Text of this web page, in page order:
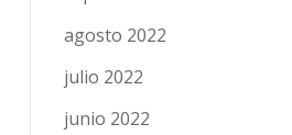
agosto 2022
julio 2022
junio 2022